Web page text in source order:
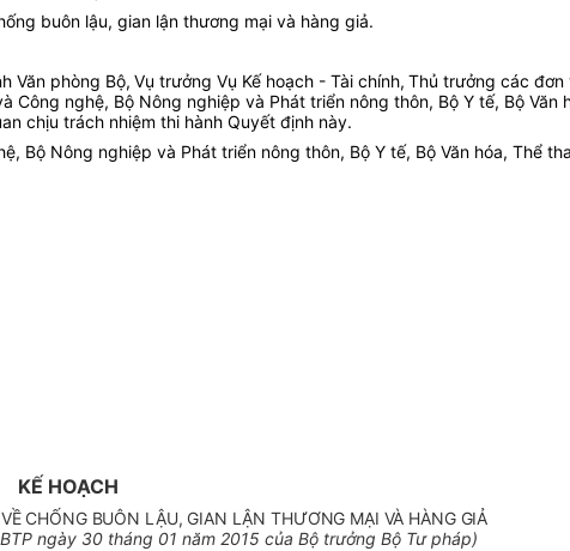
buôn lậu, gian lận thương mại và hàng giả.
Văn phòng Bộ, Vụ trưởng Vụ Kế hoạch - Tài chính, Thủ trưởng các đơn
nghệ, Bộ Nông nghiệp và Phát triển nông thôn, Bộ Y tế, Bộ Văn
chịu trách nhiệm thi hành Quyết định này.
Bộ Nông nghiệp và Phát triển nông thôn, Bộ Y tế, Bộ Văn hóa, Thể
KẾ HOẠCH
CHỐNG BUÔN LẬU, GIAN LẬN THƯƠNG MẠI VÀ HÀNG GIẢ
ngày 30 tháng 01 năm 2015 của Bộ trưởng Bộ Tư pháp)